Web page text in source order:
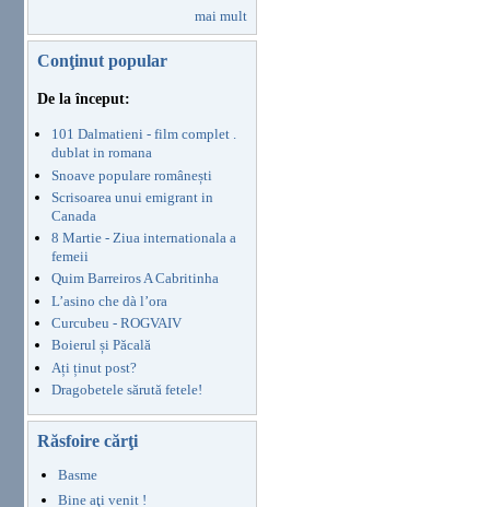
mai mult
Conţinut popular
De la început:
101 Dalmatieni - film complet .
dublat in romana
Snoave populare românești
Scrisoarea unui emigrant in
Canada
8 Martie - Ziua internationala a
femeii
Quim Barreiros A Cabritinha
L’asino che dà l’ora
Curcubeu - ROGVAIV
Boierul și Păcală
Ați ținut post?
Dragobetele sărută fetele!
Răsfoire cărţi
Basme
Bine aţi venit !